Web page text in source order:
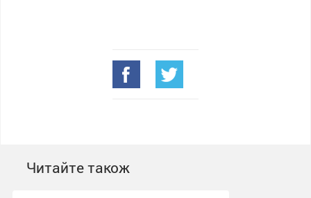
Читайте також